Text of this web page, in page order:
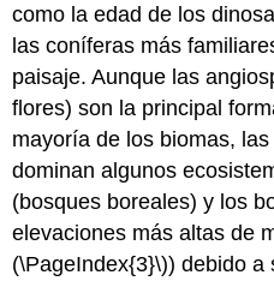
como la edad de los
las coníferas más
paisaje. Aunque las
flores) son la principal
mayoría de los biomas,
dominan algunos
(bosques boreales) y los
elevaciones más altas de
(\PageIndex{3}\)) debido a